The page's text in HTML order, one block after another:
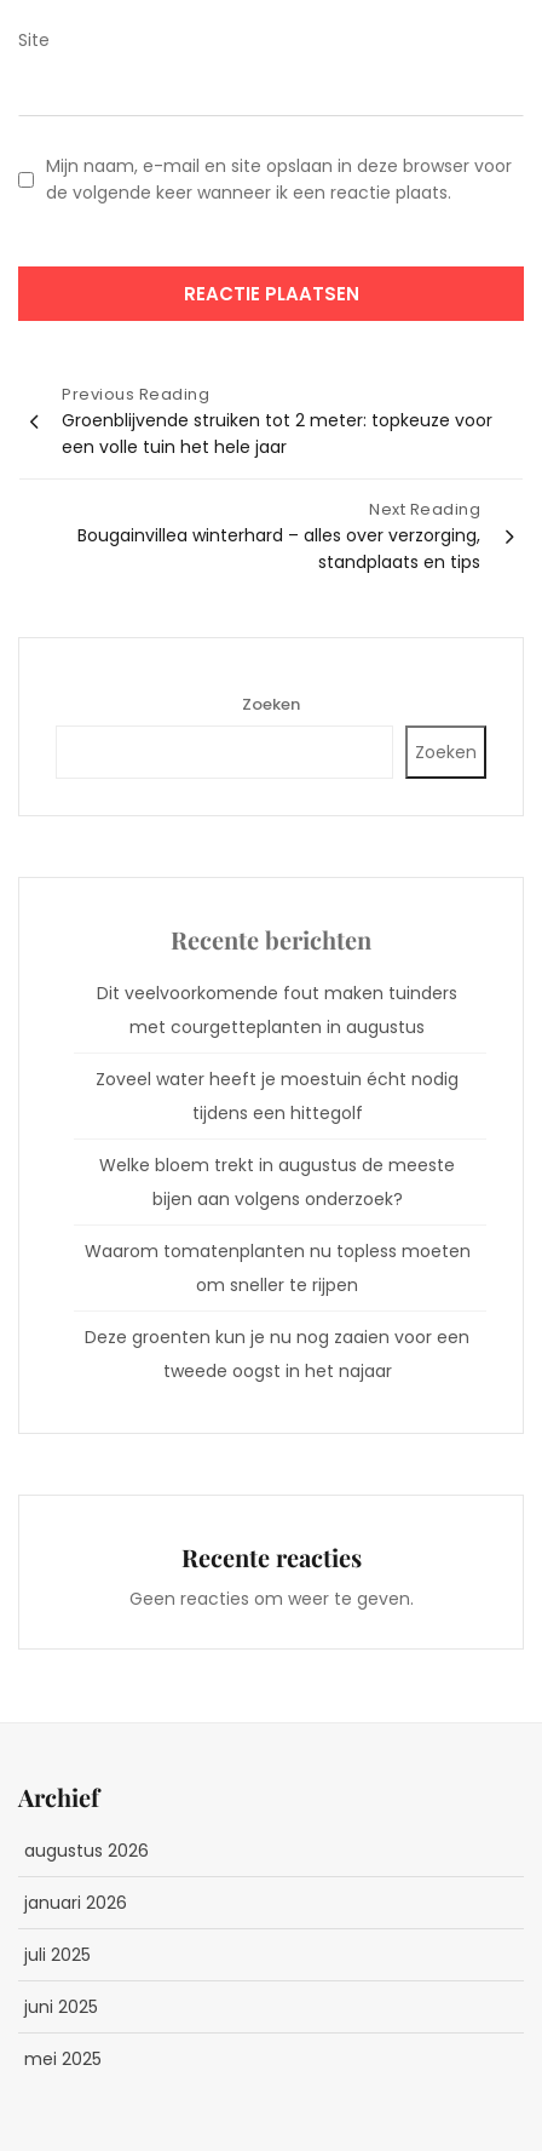
Site
Mijn naam, e-mail en site opslaan in deze browser voor
de volgende keer wanneer ik een reactie plaats.
Bericht
navigatie
Previous Reading
Groenblijvende struiken tot 2 meter: topkeuze voor
een volle tuin het hele jaar
Next Reading
Bougainvillea winterhard – alles over verzorging,
standplaats en tips
Zoeken
Zoeken
Recente berichten
Dit veelvoorkomende fout maken tuinders
met courgetteplanten in augustus
Zoveel water heeft je moestuin écht nodig
tijdens een hittegolf
Welke bloem trekt in augustus de meeste
bijen aan volgens onderzoek?
Waarom tomatenplanten nu topless moeten
om sneller te rijpen
Deze groenten kun je nu nog zaaien voor een
tweede oogst in het najaar
Recente reacties
Geen reacties om weer te geven.
Archief
augustus 2026
januari 2026
juli 2025
juni 2025
mei 2025